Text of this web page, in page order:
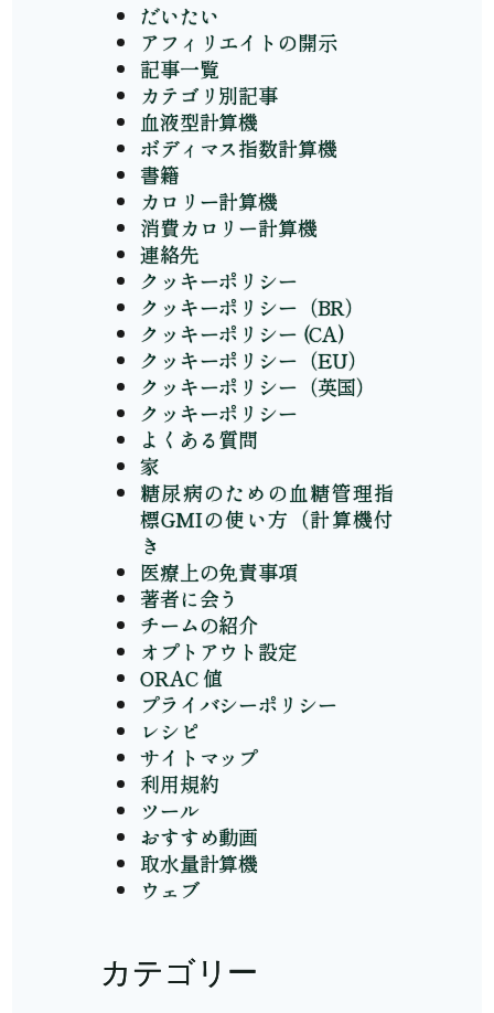
だいたい
アフィリエイトの開示
記事一覧
カテゴリ別記事
血液型計算機
ボディマス指数計算機
書籍
カロリー計算機
消費カロリー計算機
連絡先
クッキーポリシー
クッキーポリシー（BR）
クッキーポリシー (CA)
クッキーポリシー（EU）
クッキーポリシー（英国）
クッキーポリシー
よくある質問
家
糖尿病のための血糖管理指
標GMIの使い方（計算機付
き
医療上の免責事項
著者に会う
チームの紹介
オプトアウト設定
ORAC 値
プライバシーポリシー
レシピ
サイトマップ
利用規約
ツール
おすすめ動画
取水量計算機
ウェブ
カテゴリー